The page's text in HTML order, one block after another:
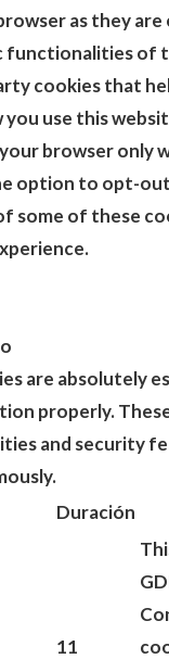
as they
functionalities of
cookies that
use this
browser only
option to opt-
some of these
are absolutely
properly.
and security
Duración
11